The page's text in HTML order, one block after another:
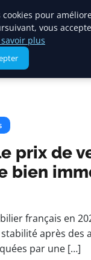
finances
idéal pour
prix de
bien
français en
après des
par une […]
pour
vous
savoir plus